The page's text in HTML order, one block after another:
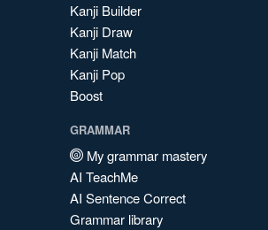
Kanji Builder
Kanji Draw
Kanji Match
Kanji Pop
Boost
GRAMMAR
My grammar mastery
AI TeachMe
AI Sentence Correct
Grammar library